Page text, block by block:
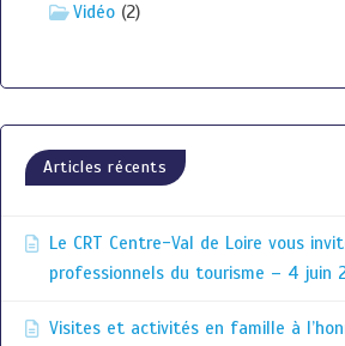
Vidéo (2)
Articles récents
Le CRT Centre-Val de Loire vous
professionnels du tourisme – 4 juin
Visites et activités en famille à